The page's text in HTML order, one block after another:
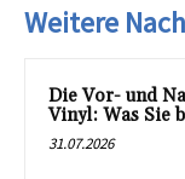
Weitere
Die Vor- und
Vinyl: Was Sie
31.07.2026